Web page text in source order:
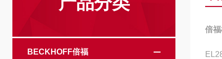
BECKHOFF倍福
倍